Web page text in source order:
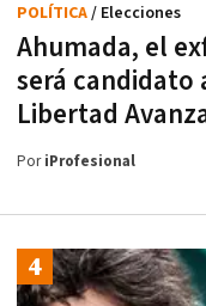
Ahumada, el
será candidato
Libertad
POLÍTICA/ Elecciones
PoriProfesional